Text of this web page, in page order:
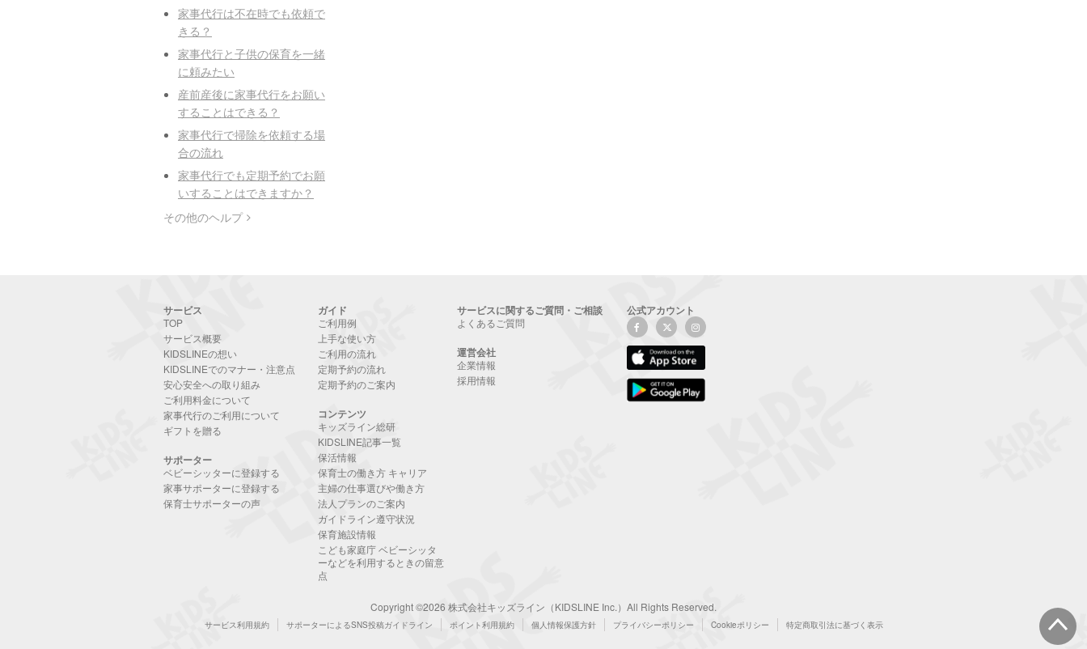
家事代行は不在時でも依頼で
きる？
家事代行と子供の保育を一緒
に頼みたい
産前産後に家事代行をお願い
することはできる？
家事代行で掃除を依頼する場
合の流れ
家事代行でも定期予約でお願
いすることはできますか？
その他のヘルプ
サービス
TOP
サービス概要
KIDSLINEの想い
KIDSLINEでのマナー・注意点
安心安全への取り組み
ご利用料金について
家事代行のご利用について
ギフトを贈る
サポーター
ベビーシッターに登録する
家事サポーターに登録する
保育士サポーターの声
ガイド
ご利用例
上手な使い方
ご利用の流れ
定期予約の流れ
定期予約のご案内
コンテンツ
キッズライン総研
KIDSLINE記事一覧
保活情報
保育士の働き方 キャリア
主婦の仕事選びや働き方
法人プランのご案内
ガイドライン遵守状況
保育施設情報
こども家庭庁 ベビーシッタ
ーなどを利用するときの留意
点
サービスに関するご質問・ご相談
よくあるご質問
運営会社
企業情報
採用情報
公式アカウント
Copyright ©2026 株式会社キッズライン（KIDSLINE Inc.）All Rights Reserved.
サービス利用規約 サポーターによるSNS投稿ガイドライン ポイント利用規約 個人情報保護方針 プライバシーポリシー Cookieポリシー 特定商取引法に基づく表示